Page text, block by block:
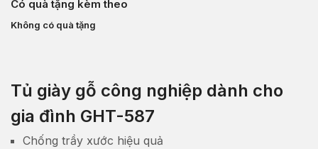
Có quà tặng kèm theo
Không có quà tặng
Tủ giày gỗ công nghiệp dành cho
gia đình GHT-587
Chống trầy xước hiệu quả